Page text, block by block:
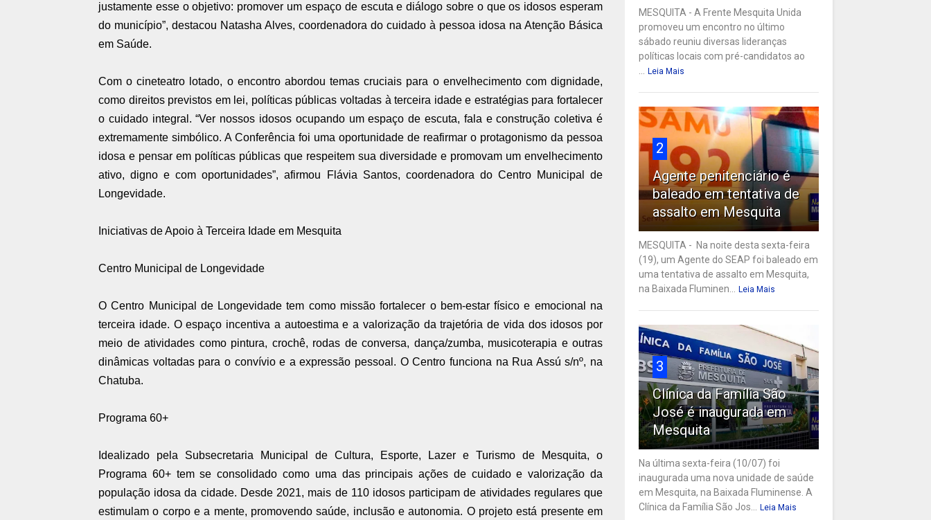
justamente esse o objetivo: promover um espaço de escuta e diálogo sobre o que os idosos esperam
do município”, destacou Natasha Alves, coordenadora do cuidado à pessoa idosa na Atenção Básica
em Saúde.
Com o cineteatro lotado, o encontro abordou temas cruciais para o envelhecimento com dignidade,
como direitos previstos em lei, políticas públicas voltadas à terceira idade e estratégias para fortalecer
o cuidado integral. “Ver nossos idosos ocupando um espaço de escuta, fala e construção coletiva é
extremamente simbólico. A Conferência foi uma oportunidade de reafirmar o protagonismo da pessoa
idosa e pensar em políticas públicas que respeitem sua diversidade e promovam um envelhecimento
ativo, digno e com oportunidades”, afirmou Flávia Santos, coordenadora do Centro Municipal de
Longevidade.
Iniciativas de Apoio à Terceira Idade em Mesquita
Centro Municipal de Longevidade
O Centro Municipal de Longevidade tem como missão fortalecer o bem-estar físico e emocional na
terceira idade. O espaço incentiva a autoestima e a valorização da trajetória de vida dos idosos por
meio de atividades como pintura, crochê, rodas de conversa, dança/zumba, musicoterapia e outras
dinâmicas voltadas para o convívio e a expressão pessoal. O Centro funciona na Rua Assú s/nº, na
Chatuba.
Programa 60+
Idealizado pela Subsecretaria Municipal de Cultura, Esporte, Lazer e Turismo de Mesquita, o
Programa 60+ tem se consolidado como uma das principais ações de cuidado e valorização da
população idosa da cidade. Desde 2021, mais de 110 idosos participam de atividades regulares que
estimulam o corpo e a mente, promovendo saúde, inclusão e autonomia. O projeto está presente em
MESQUITA - A Frente Mesquita Unida
promoveu um encontro no último
sábado reuniu diversas lideranças
políticas locais com pré-candidatos ao
... Leia Mais
2
Agente penitenciário é
baleado em tentativa de
assalto em Mesquita
MESQUITA - Na noite desta sexta-feira
(19), um Agente do SEAP foi baleado em
uma tentativa de assalto em Mesquita,
na Baixada Fluminen... Leia Mais
3
Clínica da Família São
José é inaugurada em
Mesquita
Na última sexta-feira (10/07) foi
inaugurada uma nova unidade de saúde
em Mesquita, na Baixada Fluminense. A
Clínica da Família São Jos... Leia Mais